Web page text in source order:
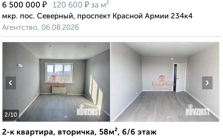
6 500 000 ₽ 120 600 ₽ за м²
мкр. пос. Северный, проспект Красной Армии 234к4
Агентство, 06.08.2026
2/10
‹ ›
2-к квартира, вторичка, 58м², 6/6 этаж